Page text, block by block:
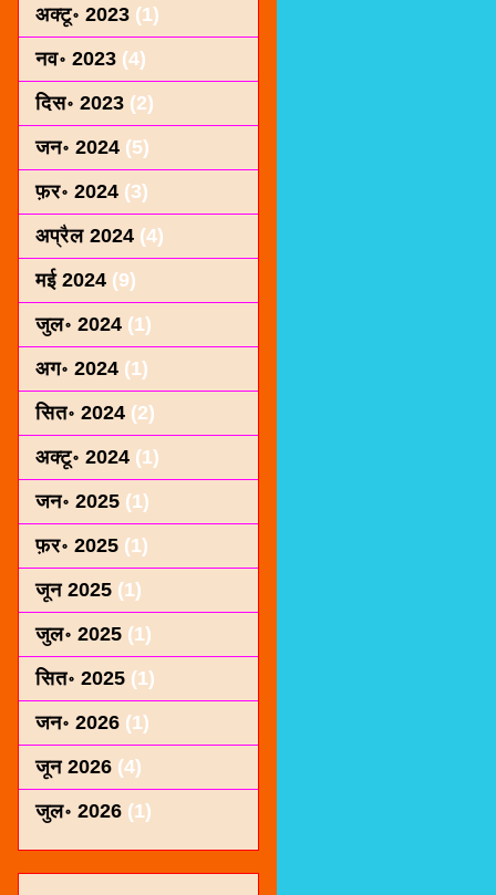
अक्टू॰ 2023 (1)
नव॰ 2023 (4)
दिस॰ 2023 (2)
जन॰ 2024 (5)
फ़र॰ 2024 (3)
अप्रैल 2024 (4)
मई 2024 (9)
जुल॰ 2024 (1)
अग॰ 2024 (1)
सित॰ 2024 (2)
अक्टू॰ 2024 (1)
जन॰ 2025 (1)
फ़र॰ 2025 (1)
जून 2025 (1)
जुल॰ 2025 (1)
सित॰ 2025 (1)
जन॰ 2026 (1)
जून 2026 (4)
जुल॰ 2026 (1)